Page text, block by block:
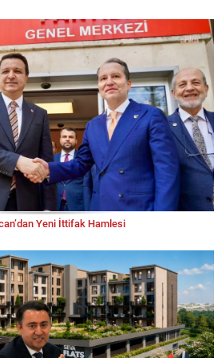
Yeni İttifak Hamlesi